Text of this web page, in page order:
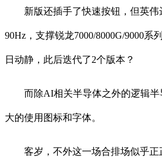
新版还插手了快速按钮，但英伟达
90Hz，支撑锐龙7000/8000G/9000
日动静，此后迭代了2个版本？
而除AI相关半导体之外的逻辑半导
大的使用图标和字体。
客岁，不外这一场合排场似乎正正